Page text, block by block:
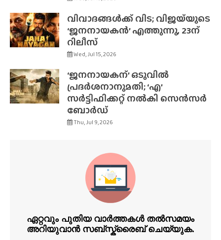
വിവാദങ്ങൾക്ക് വിട; വിജയ്‌യുടെ
‘ജനനായകൻ’ എത്തുന്നു, 23ന്
റിലീസ്
Wed, Jul 15, 2026
‘ജനനായകന്’ ഒടുവിൽ
പ്രദർശനാനുമതി; ‘എ’
സർട്ടിഫിക്കറ്റ് നൽകി സെൻസർ
ബോർഡ്
Thu, Jul 9, 2026
ഏറ്റവും പുതിയ വാർത്തകൾ തൽസമയം
അറിയുവാൻ സബ്സ്ക്രൈബ് ചെയ്യുക.